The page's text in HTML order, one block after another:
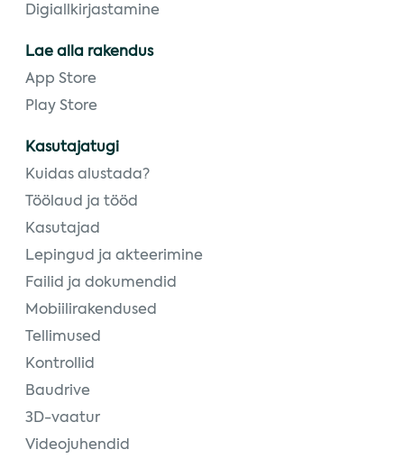
Digiallkirjastamine
Lae alla rakendus
App Store
Play Store
Kasutajatugi
Kuidas alustada?
Töölaud ja tööd
Kasutajad
Lepingud ja akteerimine
Failid ja dokumendid
Mobiilirakendused
Tellimused
Kontrollid
Baudrive
3D-vaatur
Videojuhendid